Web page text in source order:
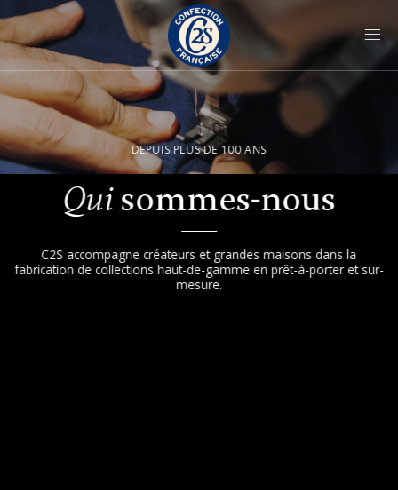
au
contenu
DEPUIS PLUS DE 100 ANS
Quisommes-nous
C2S accompagne créateurs et grandes maisons dans la
fabrication de collections haut-de-gamme en prêt-à-porter et sur-
mesure.